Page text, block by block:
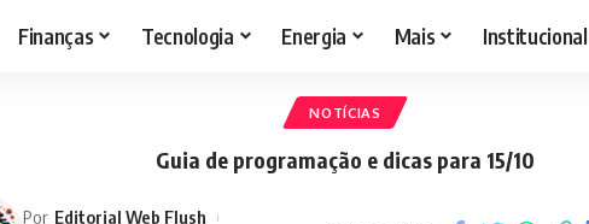
Finanças Tecnologia Energia Mais Institucional
NOTÍCIAS
Guia de programação e dicas para 15/10
Por Editorial Web Flush